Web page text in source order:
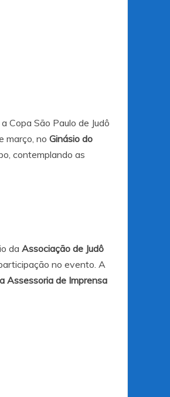
a Copa São Paulo de Judô
março, no Ginásio do
contemplando as
da Associação de Judô
no evento. A
Assessoria de Imprensa